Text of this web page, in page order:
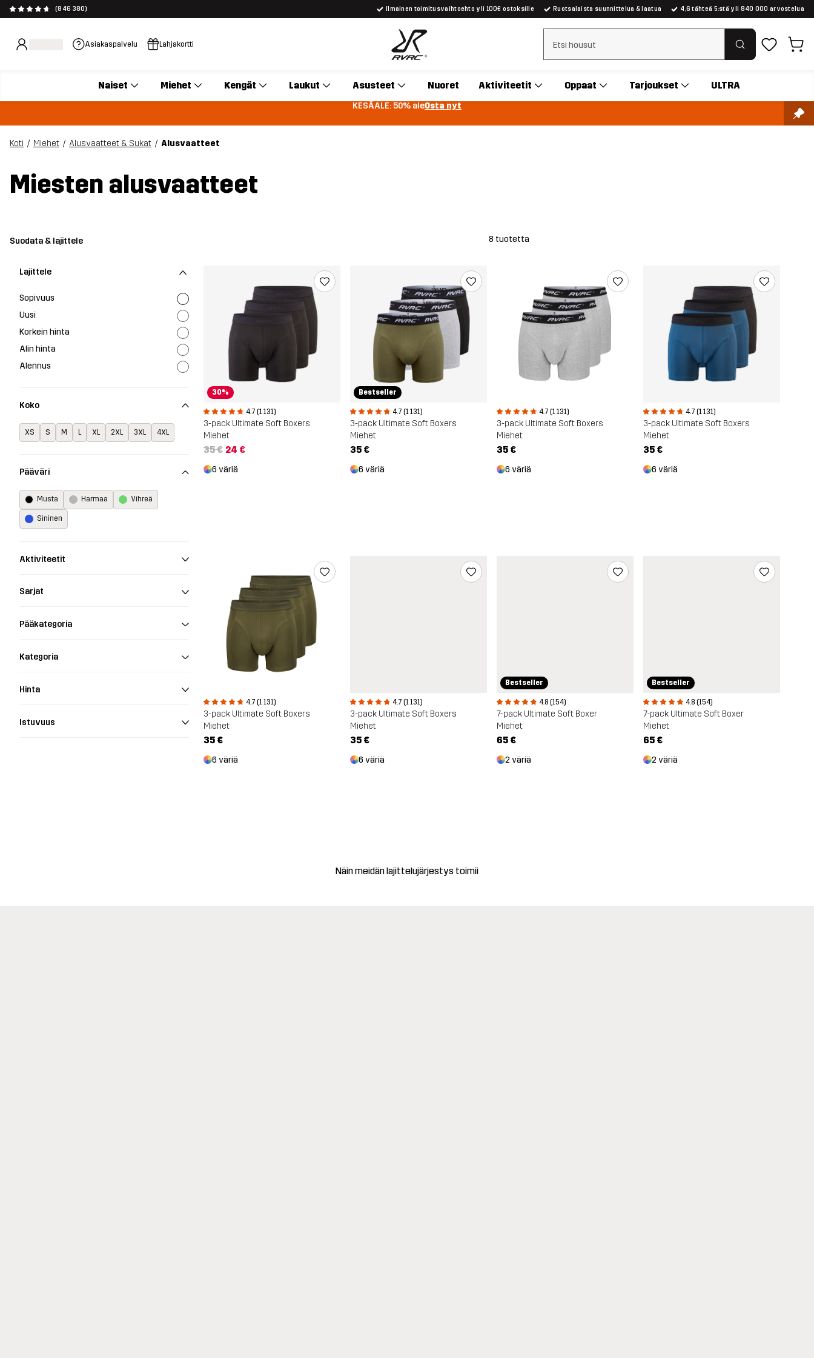
(846 380) Ilmainen toimitusvaihtoehto yli 100€ ostoksille Ruotsalaista suunnittelua & laatua 4,6 tähteä 5:stä yli 840 000 arvostelua
Asiakaspalvelu Lahjakortti Tyhjennä haku
Naiset Miehet Kengät Laukut Asusteet Nuoret Aktiviteetit Oppaat Tarjoukset ULTRA
KESÄALE: 50% aleOsta nyt
Koti Miehet Alusvaatteet & Sukat Alusvaatteet
Miesten alusvaatteet
8 tuotetta
Suodata & lajittele
Lajittele
Sopivuus
Uusi
Korkein hinta
Alin hinta
Alennus
Koko
XS S M L XL 2XL 3XL 4XL
Pääväri
Musta Harmaa Vihreä
Sininen
Aktiviteetit
Sarjat
Pääkategoria
Kategoria
Hinta
Istuvuus
30%
4.7 (1 131)
3-pack Ultimate Soft Boxers
Miehet
35 € 24 €
6 väriä
Bestseller
4.7 (1 131)
3-pack Ultimate Soft Boxers
Miehet
35 €
6 väriä
4.7 (1 131)
3-pack Ultimate Soft Boxers
Miehet
35 €
6 väriä
4.7 (1 131)
3-pack Ultimate Soft Boxers
Miehet
35 €
6 väriä
4.7 (1 131)
3-pack Ultimate Soft Boxers
Miehet
35 €
6 väriä
4.7 (1 131)
3-pack Ultimate Soft Boxers
Miehet
35 €
6 väriä
Bestseller
4.8 (154)
7-pack Ultimate Soft Boxer
Miehet
65 €
2 väriä
Bestseller
4.8 (154)
7-pack Ultimate Soft Boxer
Miehet
65 €
2 väriä
Näin meidän lajittelujärjestys toimii